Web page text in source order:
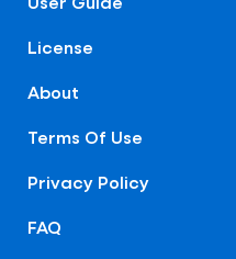
License
About
Terms Of Use
Privacy Policy
FAQ